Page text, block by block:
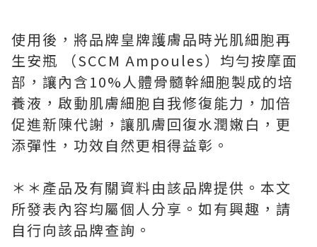
使用後，將品牌皇牌護膚品時光肌細胞再
生安瓶 （SCCM Ampoules）均勻按摩面
部，讓內含10%人體骨髓幹細胞製成的培
養液，啟動肌膚細胞自我修復能力，加倍
促進新陳代謝，讓肌膚回復水潤嫩白，更
添彈性，功效自然更相得益彰。
＊＊產品及有關資料由該品牌提供。本文
所發表內容均屬個人分享。如有興趣，請
自行向該品牌查詢。